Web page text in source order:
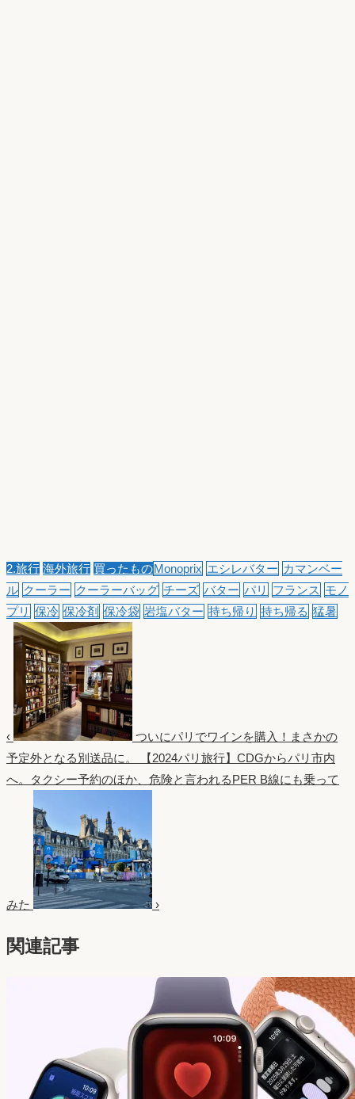
2.旅行 海外旅行 買ったものMonoprix エシレバター カマンベー
ル クーラー クーラーバッグ チーズ バター パリ フランス モノ
プリ 保冷 保冷剤 保冷袋 岩塩バター 持ち帰り 持ち帰る 猛暑
‹
ついにパリでワインを購入！まさかの
予定外となる別送品に。
【2024パリ旅行】CDGからパリ市内
へ。タクシー予約のほか、危険と言われるPER B線にも乗って
みた ›
関連記事